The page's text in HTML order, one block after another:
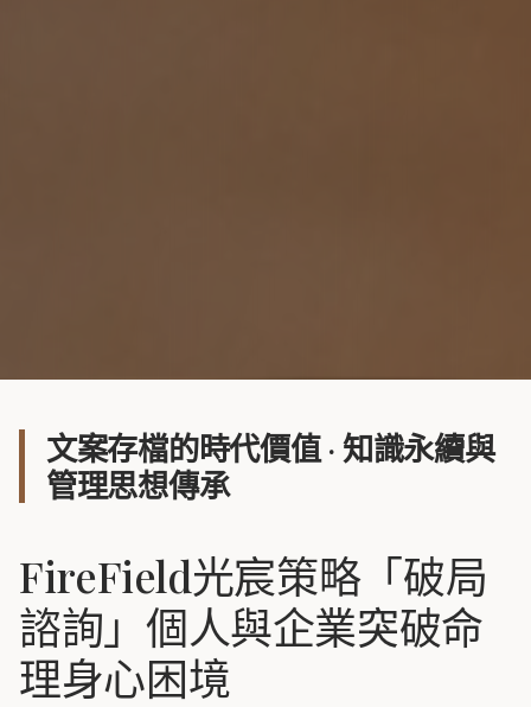
文案存檔的時代價值 · 知識永續與
管理思想傳承
FireField光宸策略「破局
諮詢」個人與企業突破命
理身心困境